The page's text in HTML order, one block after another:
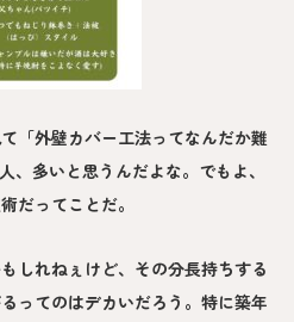
「外壁カバー工法ってなんだか難
、多いと思うんだよな。でもよ、
だってことだ。
しれねぇけど、その分長持ちする
ってのはデカいだろう。特に築年